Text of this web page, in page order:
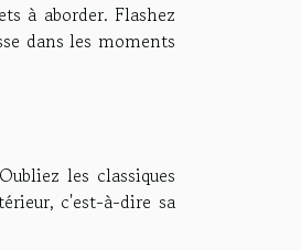
à aborder. Flashez
dans les moments
les classiques
c'est-à-dire sa